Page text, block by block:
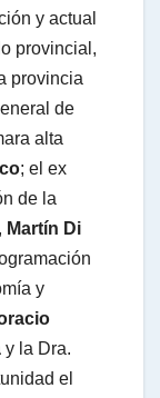
y actual
provincial,
provincia
de
alta
; el ex
de la
Martín Di
y
y la Dra.
el